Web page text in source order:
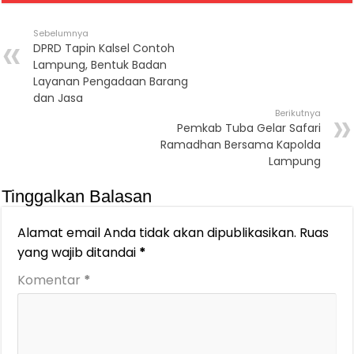
Sebelumnya
DPRD Tapin Kalsel Contoh
Lampung, Bentuk Badan
Layanan Pengadaan Barang
dan Jasa
Berikutnya
Pemkab Tuba Gelar Safari
Ramadhan Bersama Kapolda
Lampung
Tinggalkan Balasan
Alamat email Anda tidak akan dipublikasikan. Ruas
yang wajib ditandai *
Komentar *